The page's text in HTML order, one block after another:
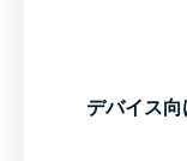
デバイス